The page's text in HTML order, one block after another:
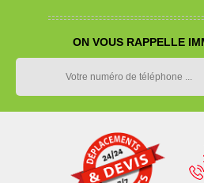
ON VOUS RAPPELLE